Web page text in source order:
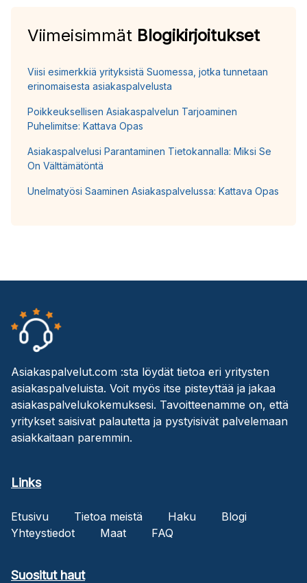
Viimeisimmät Blogikirjoitukset
Viisi esimerkkiä yrityksistä Suomessa, jotka tunnetaan
erinomaisesta asiakaspalvelusta
Poikkeuksellisen Asiakaspalvelun Tarjoaminen
Puhelimitse: Kattava Opas
Asiakaspalvelusi Parantaminen Tietokannalla: Miksi Se
On Välttämätöntä
Unelmatyösi Saaminen Asiakaspalvelussa: Kattava Opas
Asiakaspalvelut.com :sta löydät tietoa eri yritysten
asiakaspalveluista. Voit myös itse pisteyttää ja jakaa
asiakaspalvelukokemuksesi. Tavoitteenamme on, että
yritykset saisivat palautetta ja pystyisivät palvelemaan
asiakkaitaan paremmin.
Links
Etusivu Tietoa meistä Haku
Blogi
Yhteystiedot
Maat FAQ
Suositut haut